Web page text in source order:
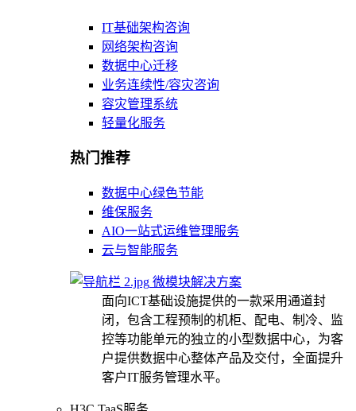
IT基础架构咨询
网络架构咨询
数据中心迁移
业务连续性/容灾咨询
容灾管理系统
轻量化服务
热门推荐
数据中心绿色节能
维保服务
AIO一站式运维管理服务
云与智能服务
微模块解决方案
面向ICT基础设施提供的一款采用通道封
闭，包含工程预制的机柜、配电、制冷、监
控等功能单元的独立的小型数据中心，为客
户提供数据中心整体产品及交付，全面提升
客户IT服务管理水平。